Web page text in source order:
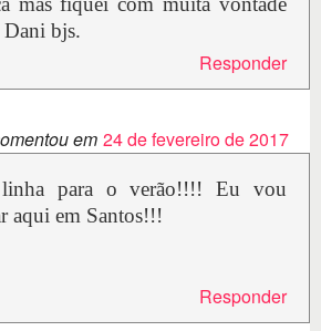
Dani bjs.
Responder
em 24 de fevereiro de 2017
para o verão!!!! Eu vou
aqui em Santos!!!
Responder